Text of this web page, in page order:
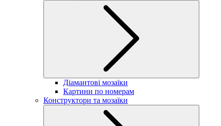
Діамантові мозаїки
Картини по номерам
Конструктори та мозаїки